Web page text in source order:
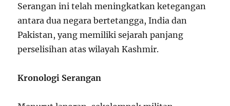
Serangan ini telah meningkatkan ketegangan
antara dua negara bertetangga, India dan
Pakistan, yang memiliki sejarah panjang
perselisihan atas wilayah Kashmir.
Kronologi Serangan